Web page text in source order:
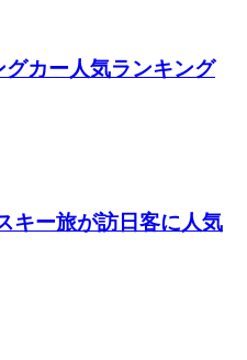
グカー人気ランキング
キー旅が訪日客に人気